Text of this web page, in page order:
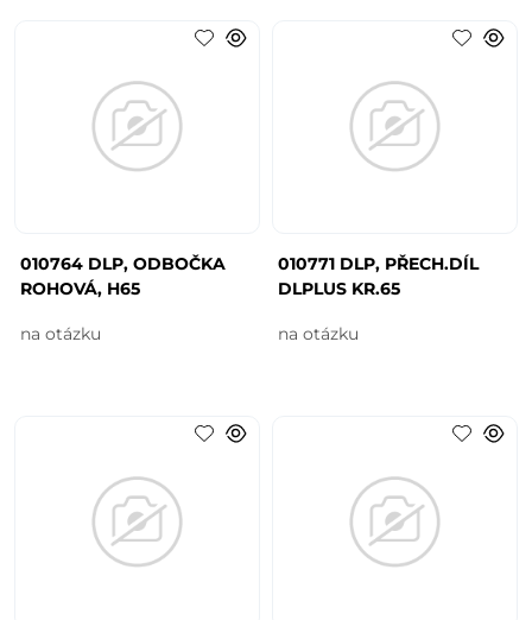
010764 DLP, ODBOČKA
ROHOVÁ, H65
na otázku
010771 DLP, PŘECH.DÍL
DLPLUS KR.65
na otázku